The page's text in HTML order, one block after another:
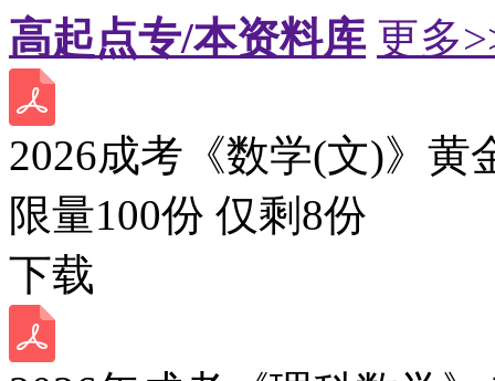
高起点专/本资料库 更多
2026成考《数学(文)》黄
限量100份 仅剩 8份
下载